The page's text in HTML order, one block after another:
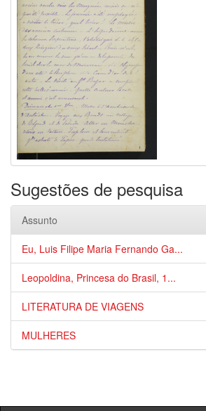
Sugestões de pesquisa
Assunto
Eu, Luis Filipe Maria Fernando Ga...
Leopoldina, Princesa do Brasil, 1...
LITERATURA DE VIAGENS
MULHERES